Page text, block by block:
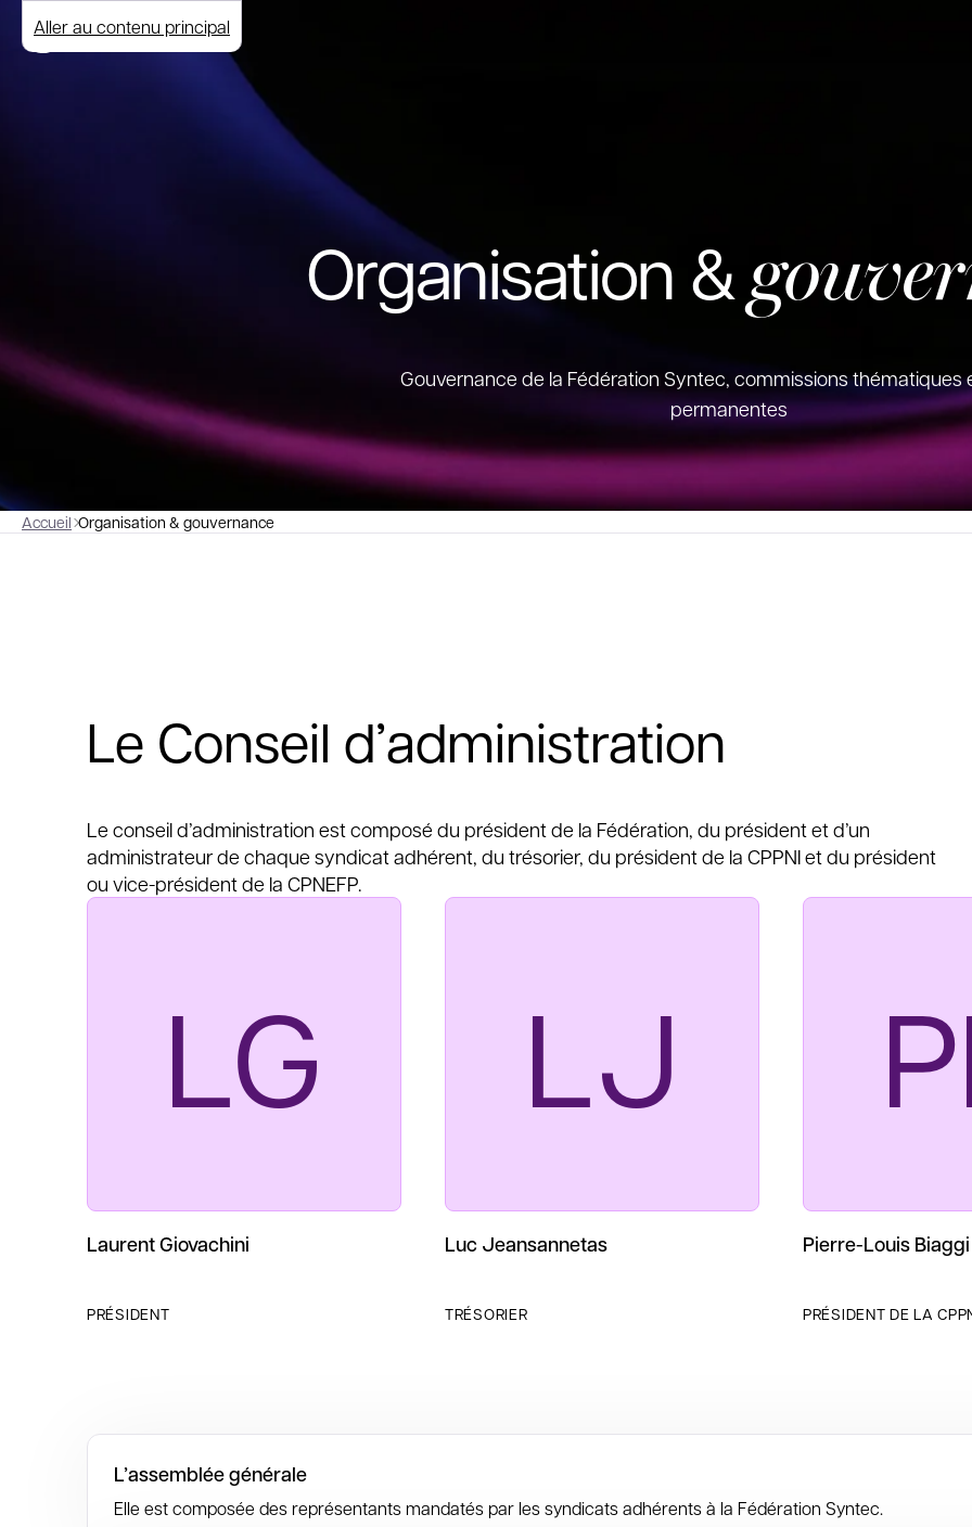
Aller au contenu principal
Organisation &
Gouvernance de la Fédération Syntec, commissions thématiques
permanentes
Accueil Organisation & gouvernance
Le Conseil d’administration
Le conseil d’administration est composé du président de la Fédération, du président et d’un
administrateur de chaque syndicat adhérent, du trésorier, du président de la CPPNI et du président
ou vice-président de la CPNEFP.
LG
Laurent Giovachini
PRÉSIDENT
LJ
Luc Jeansannetas
TRÉSORIER
Pierre-Louis Biaggi
PRÉSIDENT DE LA
L’assemblée générale
Elle est composée des représentants mandatés par les syndicats adhérents à la Fédération Syntec.